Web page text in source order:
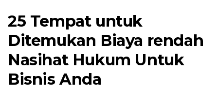
25 Tempat untuk
Ditemukan Biaya rendah
Nasihat Hukum Untuk
Bisnis Anda